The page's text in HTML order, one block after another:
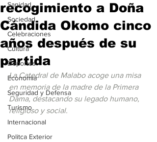
Sanidad
Sociedad
Celebraciones
Cultura
Deportes
Economia
Seguridad y Defensa
Turismo
Internacional
Politca Exterior
recogimiento a Doña
Cándida Okomo cinco
años después de su
partida
La Catedral de Malabo acoge una misa
en memoria de la madre de la Primera
Dama, destacando su legado humano,
religioso y social.